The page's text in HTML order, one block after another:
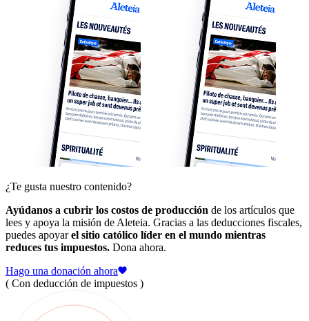
¿Te gusta nuestro contenido?
Ayúdanos a cubrir los costos de producción de los artículos que
lees y apoya la misión de Aleteia. Gracias a las deducciones fiscales,
puedes apoyarel sitio católico líder en el mundo mientras
reduces tus impuestos. Dona ahora.
Hago una donación ahora
( Con deducción de impuestos )